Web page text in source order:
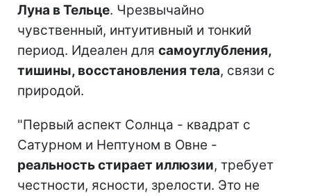
Луна в Тельце. Чрезвычайно
чувственный, интуитивный и тонкий
период. Идеален для самоуглубления,
тишины, восстановления тела, связи с
природой.
"Первый аспект Солнца - квадрат с
Сатурном и Нептуном в Овне -
реальность стирает иллюзии, требует
честности, ясности, зрелости. Это не